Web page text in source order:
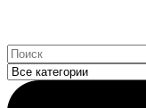
Search
...